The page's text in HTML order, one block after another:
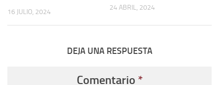
16 JULIO, 2024
24 ABRIL, 2024
DEJA UNA RESPUESTA
Comentario *